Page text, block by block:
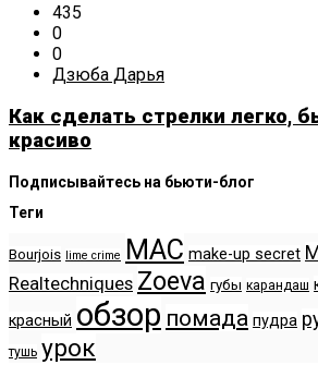
435
0
0
Дзюба Дарья
Как сделать стрелки легко,
красиво
Подписывайтесь на бьюти-блог
Теги
Bourjois lime crime MAC make-up secret
Realtechniques Zoeva губы карандаш
красный обзор помада пудра
тушь урок